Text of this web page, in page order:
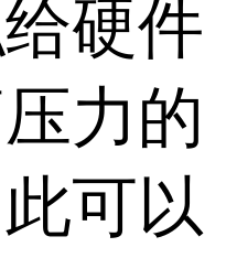
硬件
力的
可以